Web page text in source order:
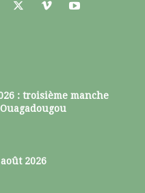
: troisième manche
2026